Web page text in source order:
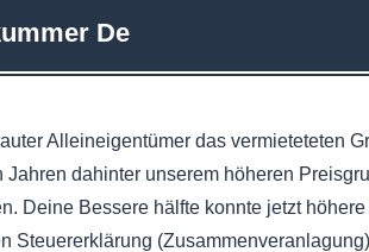
De
Alleineigentümer das vermieteteten
dahinter unserem höheren
Deine Bessere hälfte konnte jetzt
Steu­er­er­klä­rung